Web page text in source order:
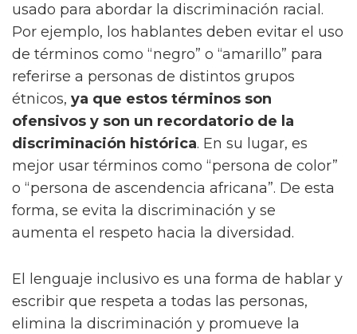
usado para abordar la discriminación racial.
Por ejemplo, los hablantes deben evitar el uso
de términos como “negro” o “amarillo” para
referirse a personas de distintos grupos
étnicos, ya que estos términos son
ofensivos y son un recordatorio de la
discriminación histórica. En su lugar, es
mejor usar términos como “persona de color”
o “persona de ascendencia africana”. De esta
forma, se evita la discriminación y se
aumenta el respeto hacia la diversidad.
El lenguaje inclusivo es una forma de hablar y
escribir que respeta a todas las personas,
elimina la discriminación y promueve la